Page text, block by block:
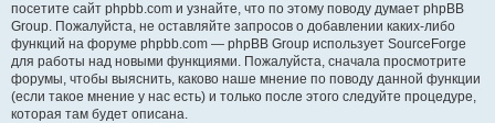
посетите сайт phpbb.com и узнайте, что по этому поводу думает phpBB
Group. Пожалуйста, не оставляйте запросов о добавлении каких-либо
функций на форуме phpbb.com — phpBB Group использует SourceForge
для работы над новыми функциями. Пожалуйста, сначала просмотрите
форумы, чтобы выяснить, каково наше мнение по поводу данной функции
(если такое мнение у нас есть) и только после этого следуйте процедуре,
которая там будет описана.